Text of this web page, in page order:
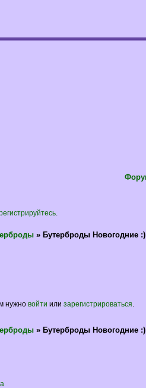
.
» Бутерброды Новогодние :)
нужно войти или зарегистрироваться
» Бутерброды Новогодние :)